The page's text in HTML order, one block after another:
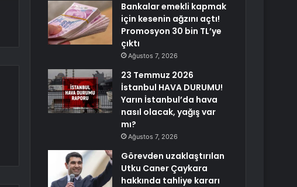
Bankalar emekli kapmak
için kesenin ağzını açtı!
Promosyon 30 bin TL’ye
çıktı
Ağustos 7, 2026
23 Temmuz 2026
İstanbul HAVA DURUMU!
Yarın İstanbul’da hava
nasıl olacak, yağış var
mı?
Ağustos 7, 2026
Görevden uzaklaştırılan
Utku Caner Çaykara
hakkında tahliye kararı